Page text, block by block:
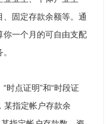
固定存款余额等。通
你一个月的可自由支配
时点证明”和“时段证
某指定帐户存款余